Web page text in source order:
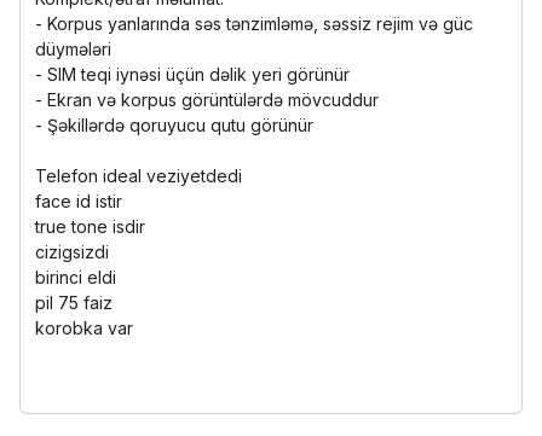
- Korpus yanlarında səs tənzimləmə, səssiz rejim və güc
düymələri
- SIM teqi iynəsi üçün dəlik yeri görünür
- Ekran və korpus görüntülərdə mövcuddur
- Şəkillərdə qoruyucu qutu görünür
Telefon ideal veziyetdedi
face id istir
true tone isdir
cizigsizdi
birinci eldi
pil 75 faiz
korobka var